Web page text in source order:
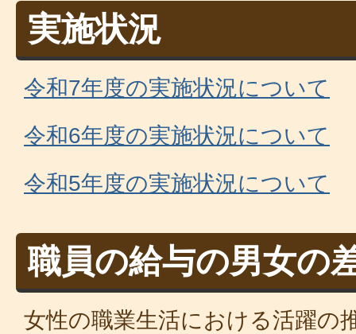
実施状況
令和7年度の実施状況について
令和6年度の実施状況について
令和5年度の実施状況について
職員の給与の男女の
女性の職業生活における活躍の